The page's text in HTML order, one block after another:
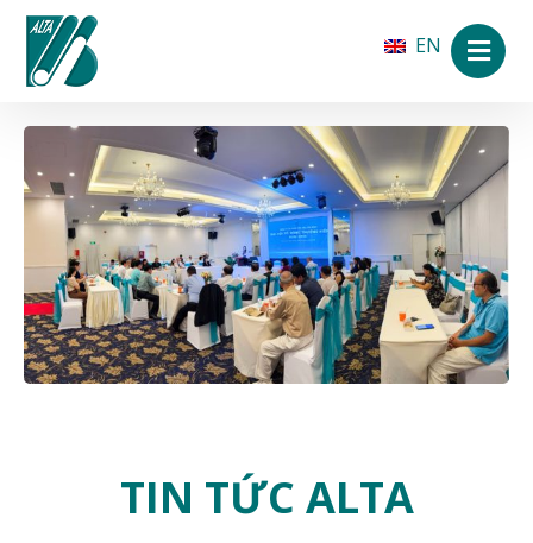
EN
TIN TỨC ALTA